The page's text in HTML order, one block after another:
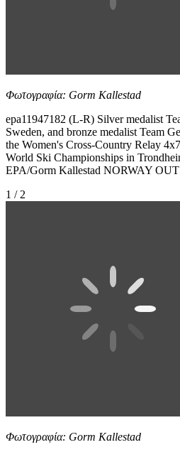
Φωτογραφία: Gorm Kallestad
epa11947182 (L-R) Silver medalist
Sweden, and bronze medalist Team
the Women's Cross-Country Relay
World Ski Championships in
EPA/Gorm Kallestad NORWAY OUT
1 / 2
Φωτογραφία: Gorm Kallestad